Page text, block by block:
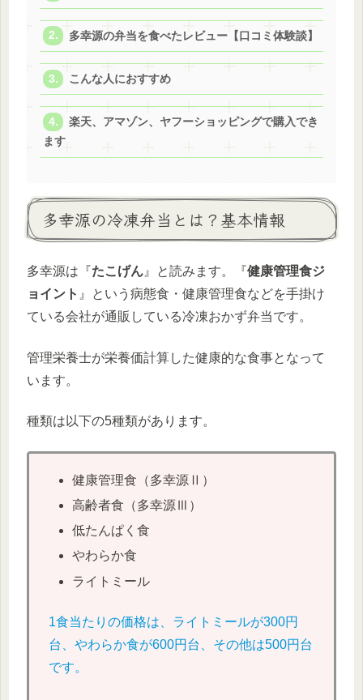
多幸源の弁当を食べたレビュー【口コミ体験談】
こんな人におすすめ
楽天、アマゾン、ヤフーショッピングで購入でき
ます
多幸源の冷凍弁当とは？基本情報
多幸源は『たこげん』と読みます。『健康管理食ジ
ョイント 』という病態食・健康管理食などを手掛け
ている会社が通販している冷凍おかず弁当です。
管理栄養士が栄養価計算した健康的な食事となって
います。
種類は以下の5種類があります。
健康管理食（多幸源Ⅱ）
高齢者食（多幸源Ⅲ）
低たんぱく食
やわらか食
ライトミール
1食当たりの価格は、ライトミールが300円
台、やわらか食が600円台、その他は500円台
です。